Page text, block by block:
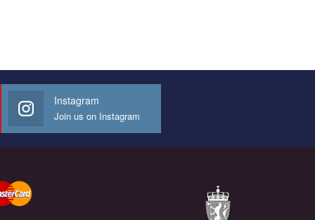
Instagram
Join us on Instagram